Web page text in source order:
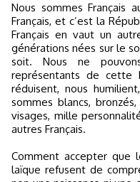
Nous sommes Français
Français, et c’est la
Français en vaut un
générations nées sur le
soit. Nous ne
représentants de cette
réduisent, nous
sommes blancs,
visages, mille
autres Français.
Comment accepter que
laïque refusent de